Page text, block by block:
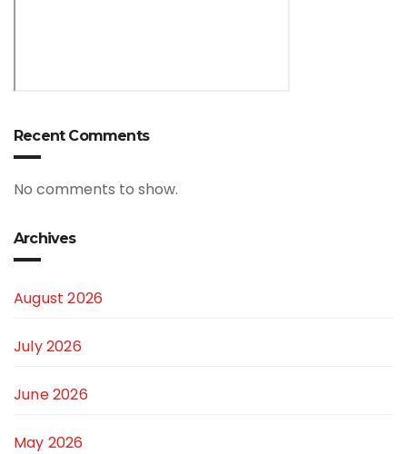
Recent Comments
No comments to show.
Archives
August 2026
July 2026
June 2026
May 2026